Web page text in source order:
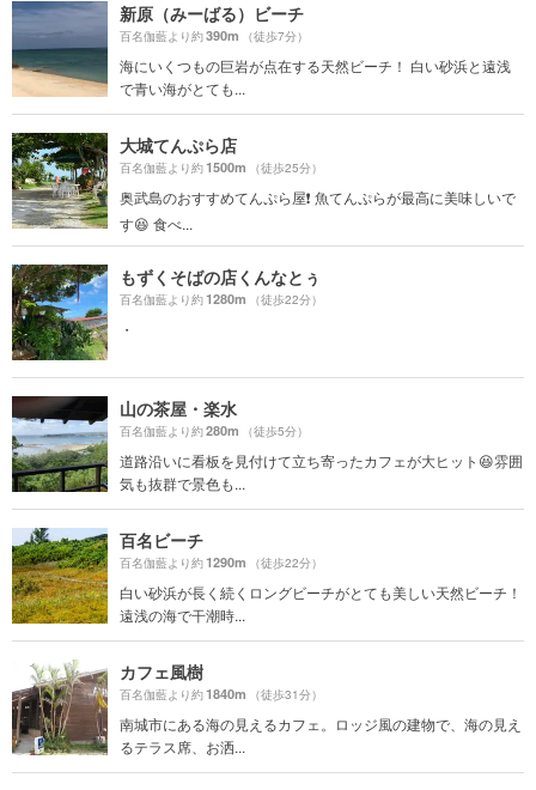
新原（みーばる）ビーチ
百名伽藍より約390m （徒歩7分）
海にいくつもの巨岩が点在する天然ビーチ！ 白い砂浜と遠浅
で青い海がとても...
大城てんぷら店
百名伽藍より約1500m （徒歩25分）
奥武島のおすすめてんぷら屋❗️ 魚てんぷらが最高に美味しいで
す😆 食べ...
もずくそばの店くんなとぅ
百名伽藍より約1280m （徒歩22分）
・
山の茶屋・楽水
百名伽藍より約280m （徒歩5分）
道路沿いに看板を見付けて立ち寄ったカフェが大ヒット😆雰囲
気も抜群で景色も...
百名ビーチ
百名伽藍より約1290m （徒歩22分）
白い砂浜が長く続くロングビーチがとても美しい天然ビーチ！
遠浅の海で干潮時...
カフェ風樹
百名伽藍より約1840m （徒歩31分）
南城市にある海の見えるカフェ。ロッジ風の建物で、海の見え
るテラス席、お洒...